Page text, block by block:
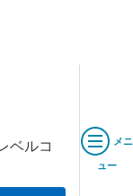
ベルコ
メニ
ュー